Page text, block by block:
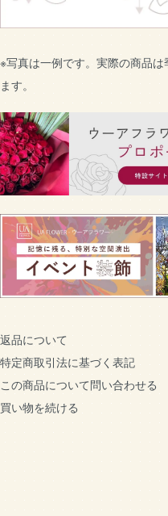
※写真は一例です。実際の商品
ます。
返品について
特定商取引法に基づく表記
この商品について問い合わせる
買い物を続ける